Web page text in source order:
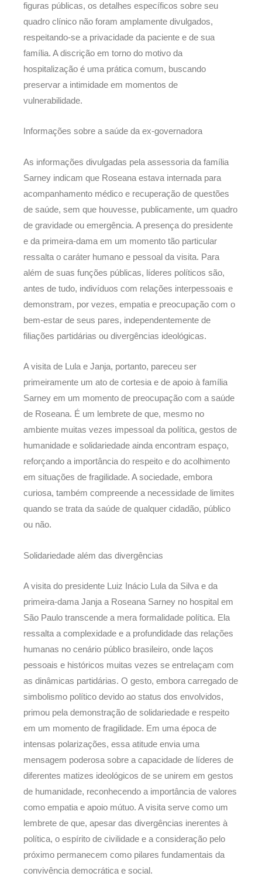
figuras públicas, os detalhes específicos sobre seu
quadro clínico não foram amplamente divulgados,
respeitando-se a privacidade da paciente e de sua
família. A discrição em torno do motivo da
hospitalização é uma prática comum, buscando
preservar a intimidade em momentos de
vulnerabilidade.
Informações sobre a saúde da ex-governadora
As informações divulgadas pela assessoria da família
Sarney indicam que Roseana estava internada para
acompanhamento médico e recuperação de questões
de saúde, sem que houvesse, publicamente, um quadro
de gravidade ou emergência. A presença do presidente
e da primeira-dama em um momento tão particular
ressalta o caráter humano e pessoal da visita. Para
além de suas funções públicas, líderes políticos são,
antes de tudo, indivíduos com relações interpessoais e
demonstram, por vezes, empatia e preocupação com o
bem-estar de seus pares, independentemente de
filiações partidárias ou divergências ideológicas.
A visita de Lula e Janja, portanto, pareceu ser
primeiramente um ato de cortesia e de apoio à família
Sarney em um momento de preocupação com a saúde
de Roseana. É um lembrete de que, mesmo no
ambiente muitas vezes impessoal da política, gestos de
humanidade e solidariedade ainda encontram espaço,
reforçando a importância do respeito e do acolhimento
em situações de fragilidade. A sociedade, embora
curiosa, também compreende a necessidade de limites
quando se trata da saúde de qualquer cidadão, público
ou não.
Solidariedade além das divergências
A visita do presidente Luiz Inácio Lula da Silva e da
primeira-dama Janja a Roseana Sarney no hospital em
São Paulo transcende a mera formalidade política. Ela
ressalta a complexidade e a profundidade das relações
humanas no cenário público brasileiro, onde laços
pessoais e históricos muitas vezes se entrelaçam com
as dinâmicas partidárias. O gesto, embora carregado de
simbolismo político devido ao status dos envolvidos,
primou pela demonstração de solidariedade e respeito
em um momento de fragilidade. Em uma época de
intensas polarizações, essa atitude envia uma
mensagem poderosa sobre a capacidade de líderes de
diferentes matizes ideológicos de se unirem em gestos
de humanidade, reconhecendo a importância de valores
como empatia e apoio mútuo. A visita serve como um
lembrete de que, apesar das divergências inerentes à
política, o espírito de civilidade e a consideração pelo
próximo permanecem como pilares fundamentais da
convivência democrática e social.